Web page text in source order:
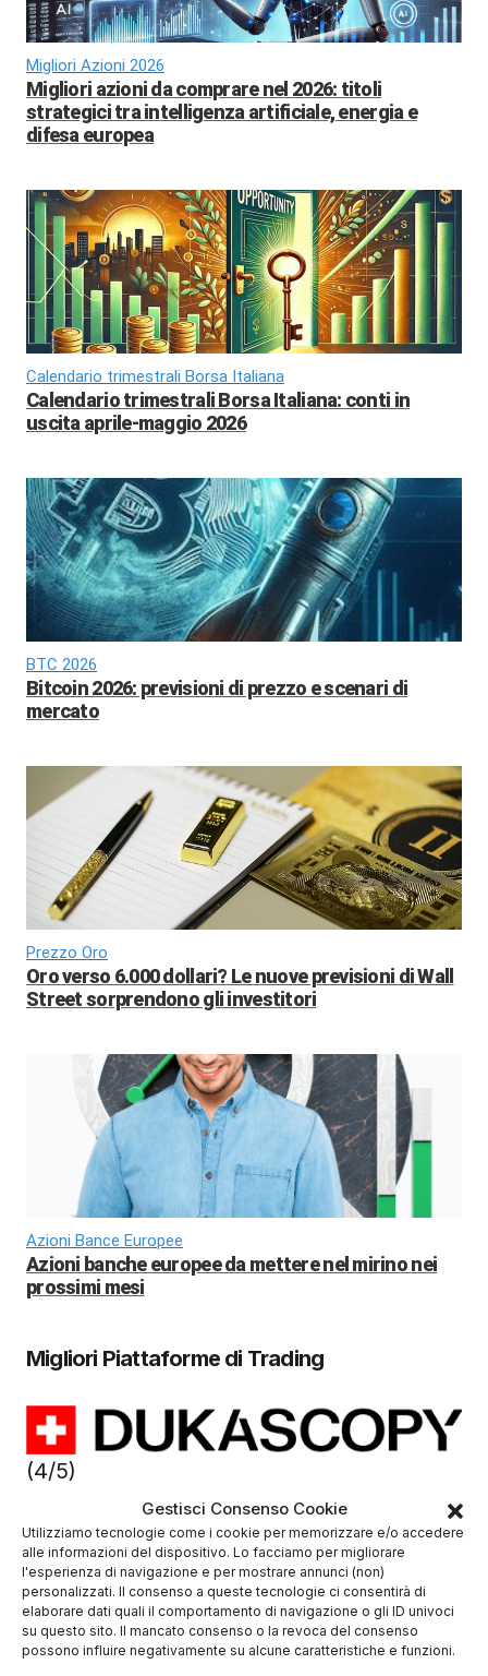
Gestisci Consenso Cookie
Utilizziamo tecnologie come i cookie per memorizzare e/o accedere
alle informazioni del dispositivo. Lo facciamo per migliorare
l'esperienza di navigazione e per mostrare annunci (non)
personalizzati. Il consenso a queste tecnologie ci consentirà di
elaborare dati quali il comportamento di navigazione o gli ID univoci
su questo sito. Il mancato consenso o la revoca del consenso
possono influire negativamente su alcune caratteristiche e funzioni.
Migliori Azioni 2026
Migliori azioni da comprare nel 2026: titoli
strategici tra intelligenza artificiale, energia e
difesa europea
Calendario trimestrali Borsa Italiana
Calendario trimestrali Borsa Italiana: conti in
uscita aprile-maggio 2026
BTC 2026
Bitcoin 2026: previsioni di prezzo e scenari di
mercato
Prezzo Oro
Oro verso 6.000 dollari? Le nuove previsioni di Wall
Street sorprendono gli investitori
Azioni Bance Europee
Azioni banche europee da mettere nel mirino nei
prossimi mesi
Migliori Piattaforme di Trading
(4/5)
Sicurezza Gruppo Bancario Svizzero
Deposito minimo 100$
✔️ Broker regolamentato